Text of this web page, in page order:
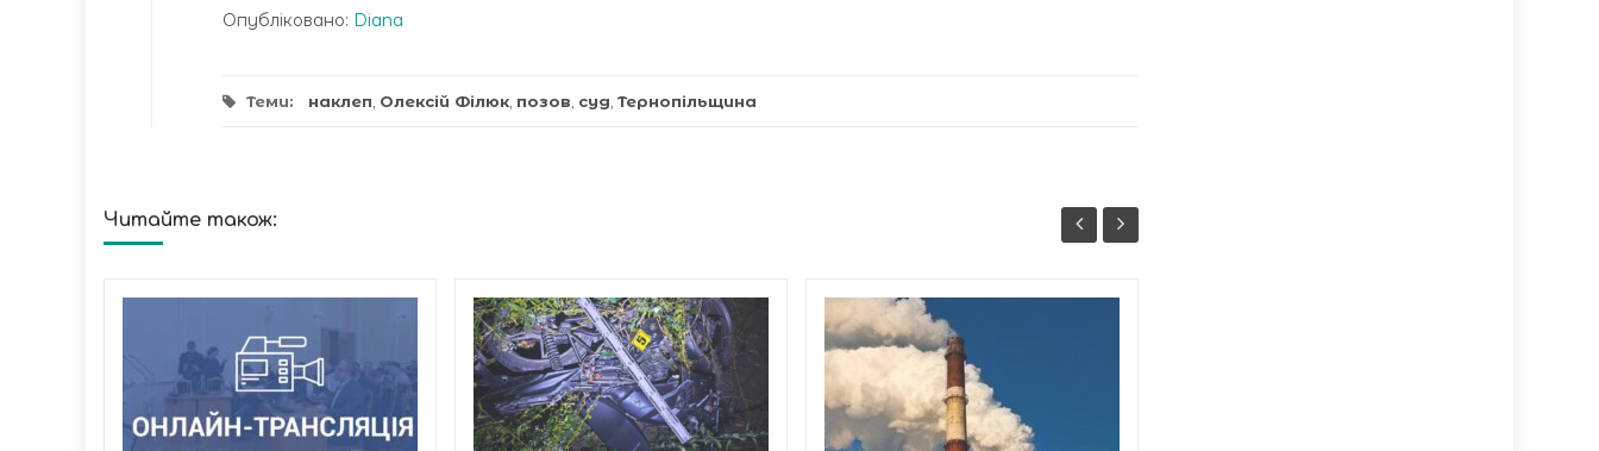
Опубліковано: Diana
Теми: наклеп, Олексій Філюк, позов, суд, Тернопільщина
Читайте також: